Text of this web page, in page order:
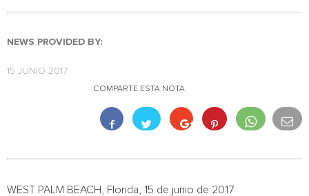
NEWS PROVIDED BY:
15 JUNIO 2017
COMPARTE ESTA NOTA
WEST PALM BEACH, Florida , 15 de junio de 2017